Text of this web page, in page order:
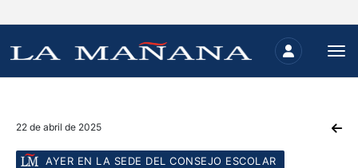
22 de abril de 2025
AYER EN LA SEDE DEL CONSEJO ESCOLAR